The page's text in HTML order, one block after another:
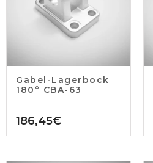
Gabel-Lagerbock
180° CBA-63
186,45€